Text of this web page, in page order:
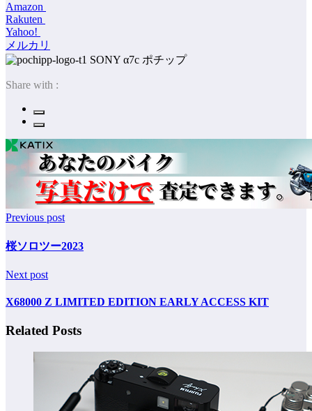
Amazon
Rakuten
Yahoo!
メルカリ
ポチップ
Share with :
Previous post
桜ソロツー2023
Next post
X68000 Z LIMITED EDITION EARLY ACCESS KIT
Related Posts